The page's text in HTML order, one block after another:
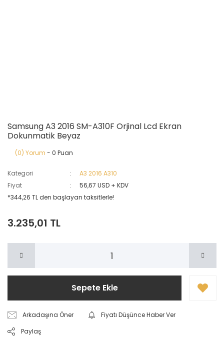
Samsung A3 2016 SM-A310F Orjinal Lcd Ekran
Dokunmatik Beyaz
(0) Yorum - 0 Puan
Kategori
A3 2016 A310
Fiyat
56,67 USD + KDV
*344,26 TL den başlayan taksitlerle!
3.235,01 TL
Sepete Ekle
Arkadaşına Öner
Fiyatı Düşünce Haber Ver
Paylaş